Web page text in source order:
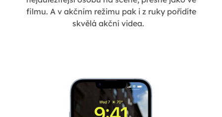
filmu. A v akčním režimu pak i z ruky pořídíte
skvělá akční videa.